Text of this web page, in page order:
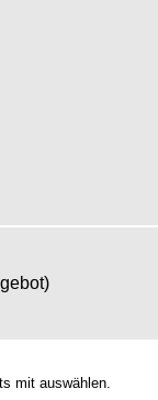
mit auswählen.